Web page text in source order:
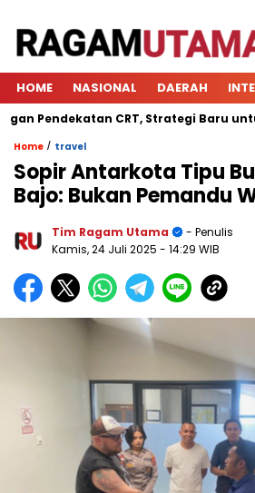
HOME NASIONAL DAERAH
Pendekatan CRT, Strategi Baru untuk
Home / travel
Sopir Antarkota Tipu
Bajo: Bukan Pemandu
Tim Ragam Utama
- Penulis
Kamis, 24 Juli 2025 - 14:29 WIB